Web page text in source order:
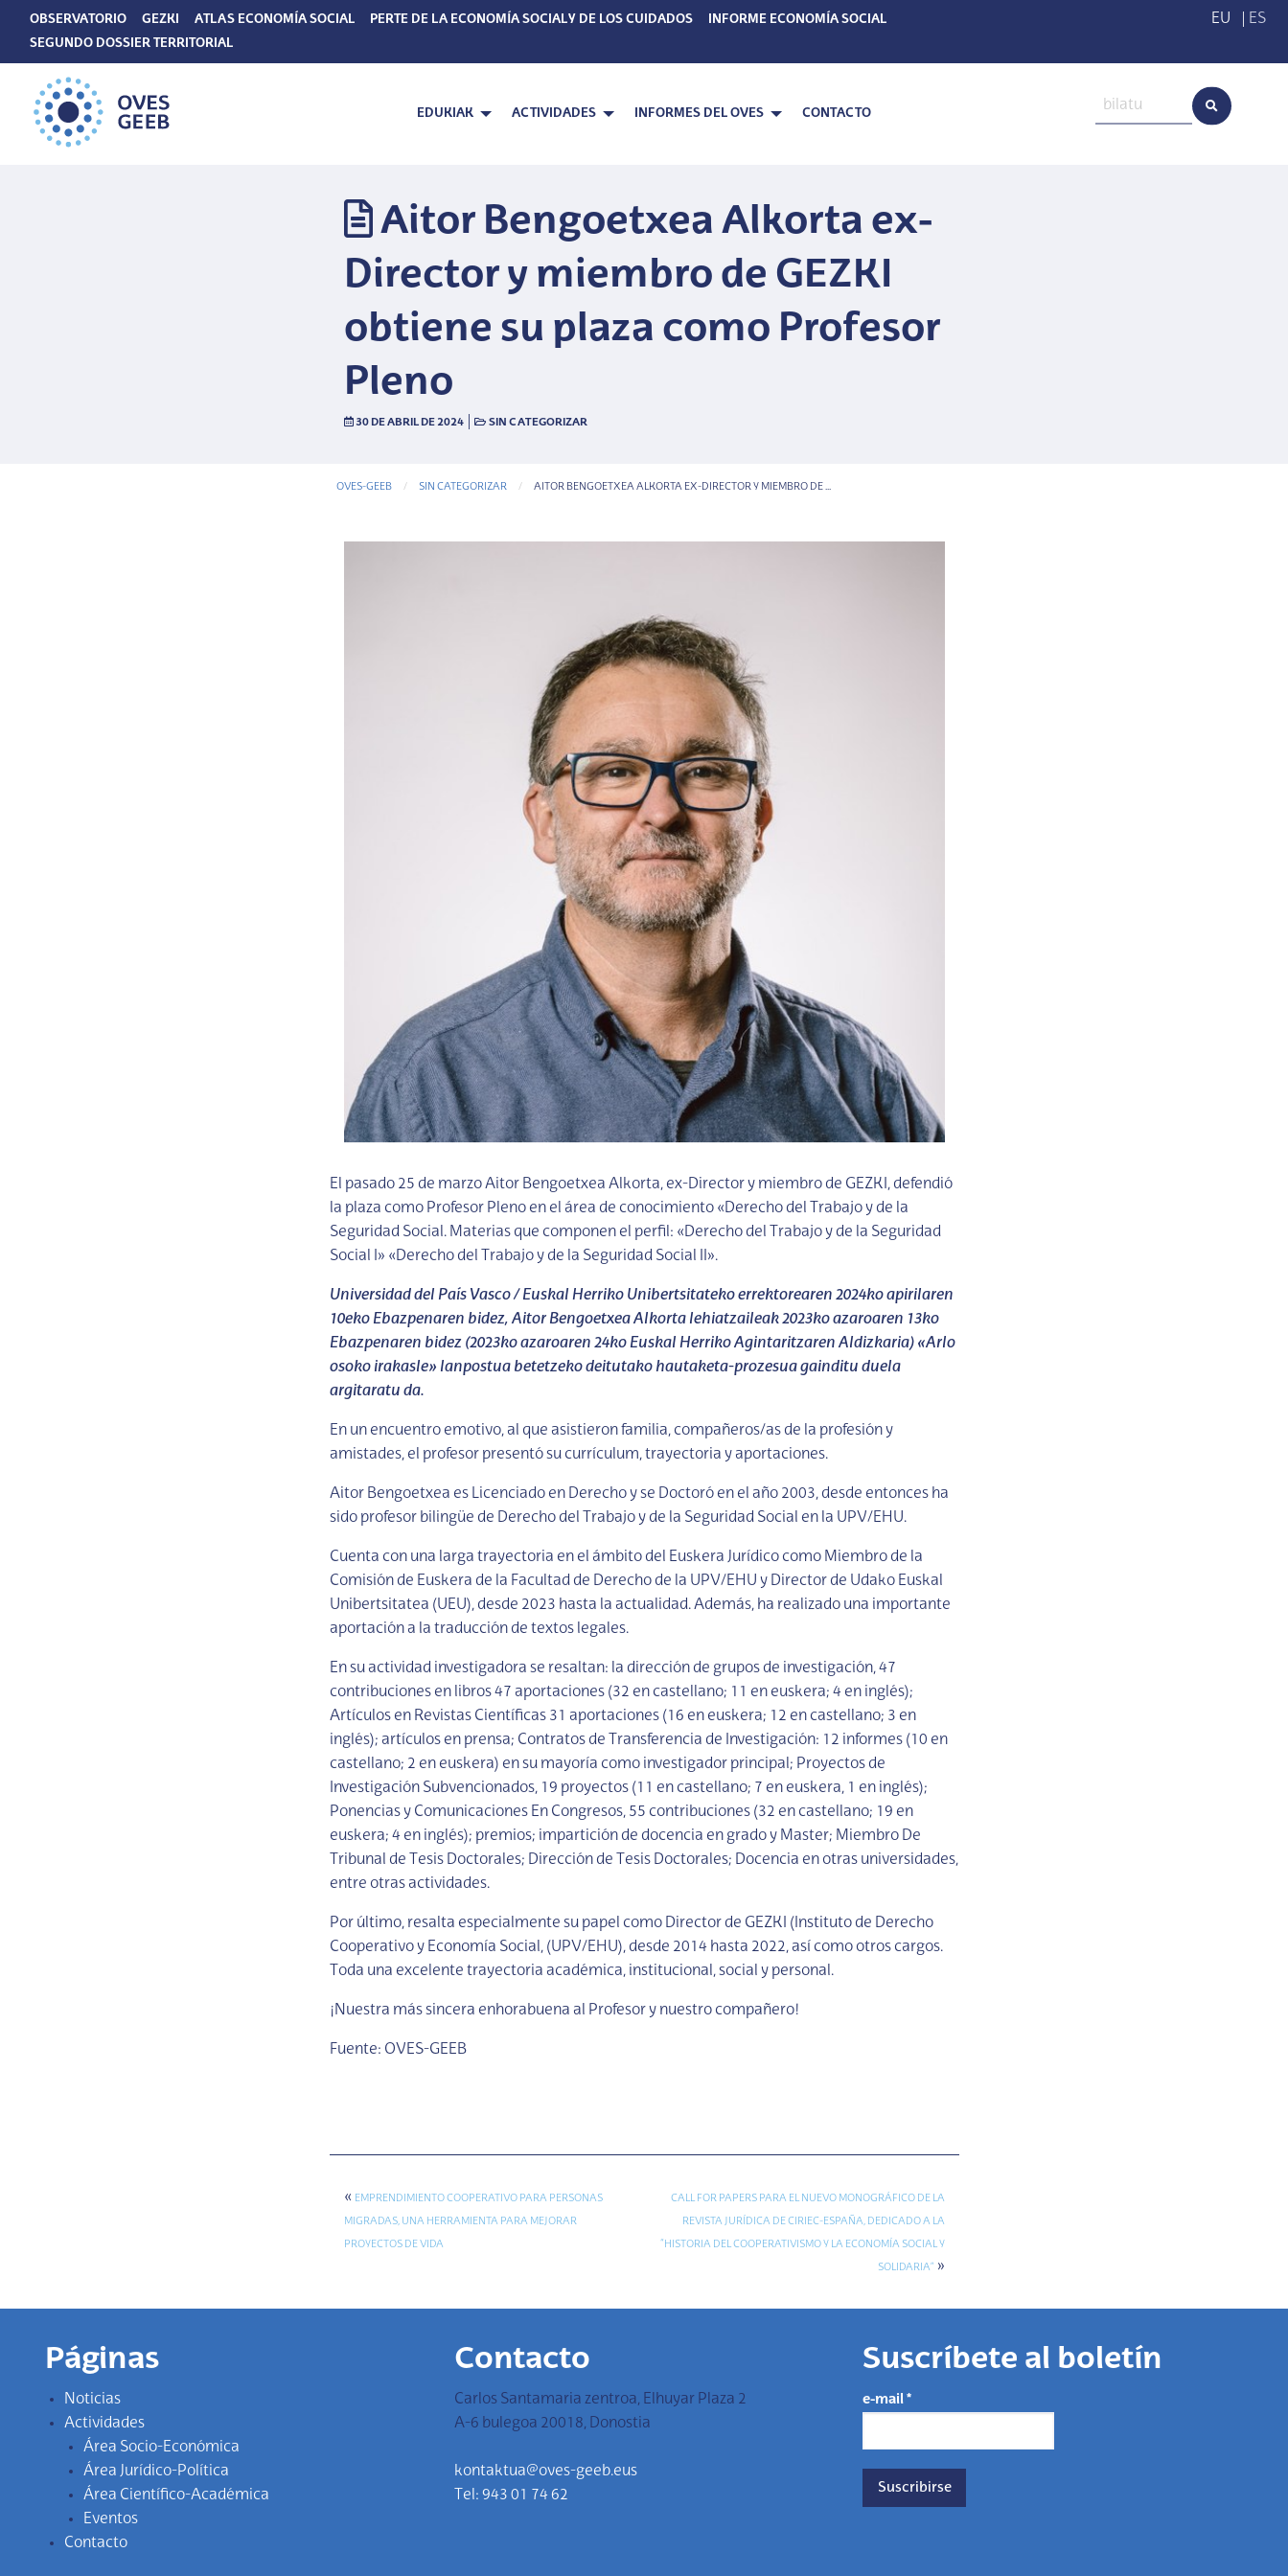
EU ES
OBSERVATORIO GEZKI ATLAS ECONOMÍA SOCIAL PERTE DE LA ECONOMÍA SOCIAL Y DE LOS CUIDADOS
INFORME ECONOMÍA SOCIAL
SEGUNDO DOSSIER TERRITORIAL
EDUKIAK ACTIVIDADES INFORMES DEL OVES CONTACTO
Aitor Bengoetxea Alkorta ex-
Director y miembro de GEZKI
obtiene su plaza como Profesor
Pleno
30 DE ABRIL DE 2024 SIN CATEGORIZAR
OVES-GEEB SIN CATEGORIZAR CURRENT-PAGE
AITOR BENGOETXEA ALKORTA EX-DIRECTOR Y MIEMBRO DE ...
El pasado 25 de marzo Aitor Bengoetxea Alkorta, ex-Director y miembro de GEZKI, defendió
la plaza como Profesor Pleno en el área de conocimiento «Derecho del Trabajo y de la
Seguridad Social. Materias que componen el perfil: «Derecho del Trabajo y de la Seguridad
Social I» «Derecho del Trabajo y de la Seguridad Social II».
Universidad del País Vasco / Euskal Herriko Unibertsitateko errektorearen 2024ko apirilaren
10eko Ebazpenaren bidez, Aitor Bengoetxea Alkorta lehiatzaileak 2023ko azaroaren 13ko
Ebazpenaren bidez (2023ko azaroaren 24ko Euskal Herriko Agintaritzaren Aldizkaria) «Arlo
osoko irakasle» lanpostua betetzeko deitutako hautaketa-prozesua gainditu duela
argitaratu da.
En un encuentro emotivo, al que asistieron familia, compañeros/as de la profesión y
amistades, el profesor presentó su currículum, trayectoria y aportaciones.
Aitor Bengoetxea es Licenciado en Derecho y se Doctoró en el año 2003, desde entonces ha
sido profesor bilingüe de Derecho del Trabajo y de la Seguridad Social en la UPV/EHU.
Cuenta con una larga trayectoria en el ámbito del Euskera Jurídico como Miembro de la
Comisión de Euskera de la Facultad de Derecho de la UPV/EHU y Director de Udako Euskal
Unibertsitatea (UEU), desde 2023 hasta la actualidad. Además, ha realizado una importante
aportación a la traducción de textos legales.
En su actividad investigadora se resaltan: la dirección de grupos de investigación, 47
contribuciones en libros 47 aportaciones (32 en castellano; 11 en euskera; 4 en inglés);
Artículos en Revistas Científicas 31 aportaciones (16 en euskera; 12 en castellano; 3 en
inglés); artículos en prensa; Contratos de Transferencia de Investigación: 12 informes (10 en
castellano; 2 en euskera) en su mayoría como investigador principal; Proyectos de
Investigación Subvencionados, 19 proyectos (11 en castellano; 7 en euskera, 1 en inglés);
Ponencias y Comunicaciones En Congresos, 55 contribuciones (32 en castellano; 19 en
euskera; 4 en inglés); premios; impartición de docencia en grado y Master; Miembro De
Tribunal de Tesis Doctorales; Dirección de Tesis Doctorales; Docencia en otras universidades,
entre otras actividades.
Por último, resalta especialmente su papel como Director de GEZKI (Instituto de Derecho
Cooperativo y Economía Social, (UPV/EHU), desde 2014 hasta 2022, así como otros cargos.
Toda una excelente trayectoria académica, institucional, social y personal.
¡Nuestra más sincera enhorabuena al Profesor y nuestro compañero!
Fuente: OVES-GEEB
« EMPRENDIMIENTO COOPERATIVO PARA PERSONAS
MIGRADAS, UNA HERRAMIENTA PARA MEJORAR
PROYECTOS DE VIDA
CALL FOR PAPERS PARA EL NUEVO MONOGRÁFICO DE LA
REVISTA JURÍDICA DE CIRIEC-ESPAÑA, DEDICADO A LA
“HISTORIA DEL COOPERATIVISMO Y LA ECONOMÍA SOCIAL Y
SOLIDARIA” »
Páginas
Noticias
Actividades
Área Socio-Económica
Área Jurídico-Política
Área Científico-Académica
Eventos
Contacto
Contacto
Carlos Santamaria zentroa, Elhuyar Plaza 2
A-6 bulegoa 20018, Donostia
kontaktua@oves-geeb.eus
Tel: 943 01 74 62
Suscríbete al boletín
e-mail*